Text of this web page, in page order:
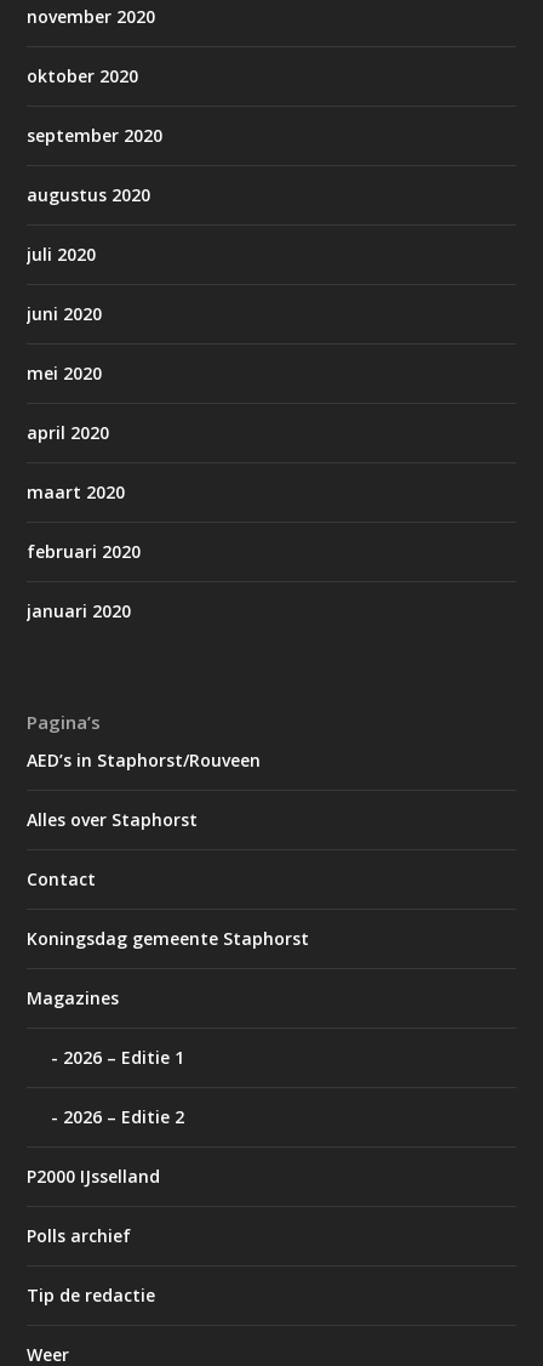
november 2020
oktober 2020
september 2020
augustus 2020
juli 2020
juni 2020
mei 2020
april 2020
maart 2020
februari 2020
januari 2020
Pagina’s
AED’s in Staphorst/Rouveen
Alles over Staphorst
Contact
Koningsdag gemeente Staphorst
Magazines
2026 – Editie 1
2026 – Editie 2
P2000 IJsselland
Polls archief
Tip de redactie
Weer